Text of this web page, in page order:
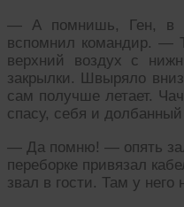
— А помнишь, Ген, в
вспомнил командир. —
верхний воздух с
закрылки. Швыряло
сам получше летает.
спасу, себя и
— Да помню! — опять
переборке привязал
звал в гости. Там у